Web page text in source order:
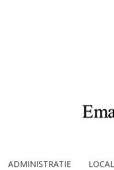
ADMINISTRATIE